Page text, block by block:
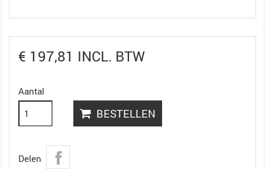
€ 197,81 INCL. BTW
Aantal
BESTELLEN
Delen